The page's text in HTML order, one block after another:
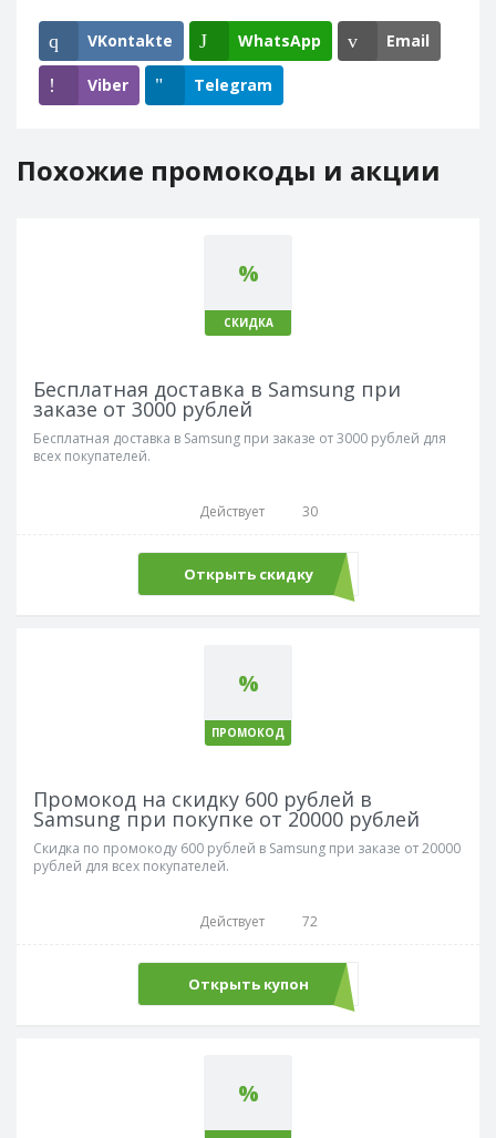
VKontakte WhatsApp Email
Viber Telegram
Похожие промокоды и акции
%
СКИДКА
Бесплатная доставка в Samsung при
заказе от 3000 рублей
Бесплатная доставка в Samsung при заказе от 3000 рублей для
всех покупателей.
Действует 30
Открыть скидку
%
ПРОМОКОД
Промокод на скидку 600 рублей в
Samsung при покупке от 20000 рублей
Скидка по промокоду 600 рублей в Samsung при заказе от 20000
рублей для всех покупателей.
Действует 72
Открыть купон
welcome600
%